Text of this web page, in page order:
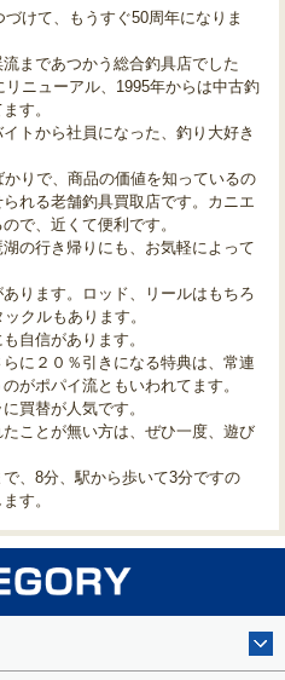
けて、もうすぐ50周年になりま
まであつかう総合釣具店でした
ニューアル、1995年からは中古釣
す。
トから社員になった、釣り大好き
りで、商品の価値を知っているの
れる老舗釣具買取店です。カニエ
で、近くて便利です。
の行き帰りにも、お気軽によって
ります。ロッド、リールはもちろ
クルもあります。
自信があります。
に２０％引きになる特典は、常連
がポパイ流ともいわれてます。
買替が人気です。
ことが無い方は、ぜひ一度、遊び
、8分、駅から歩いて3分ですの
す。